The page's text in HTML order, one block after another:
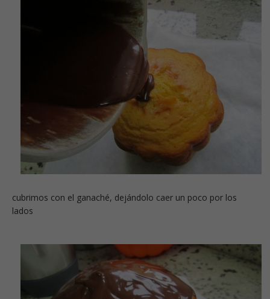
cubrimos con el ganaché, dejándolo caer un poco por los
lados